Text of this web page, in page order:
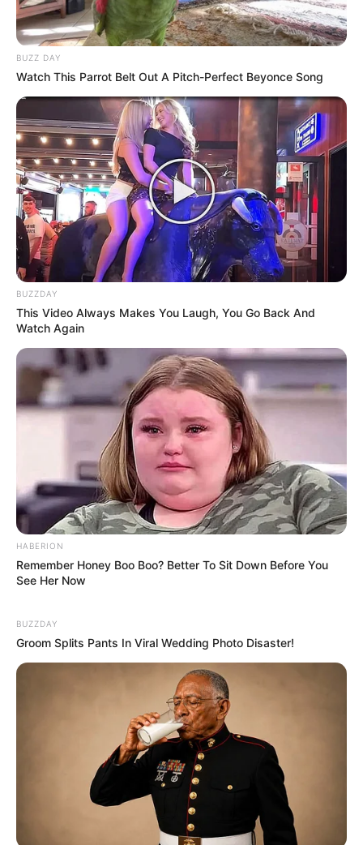
BUZZ DAY
Watch This Parrot Belt Out A Pitch-Perfect Beyonce Song
BUZZDAY
This Video Always Makes You Laugh, You Go Back And
Watch Again
HABERION
Remember Honey Boo Boo? Better To Sit Down Before You
See Her Now
BUZZDAY
Groom Splits Pants In Viral Wedding Photo Disaster!